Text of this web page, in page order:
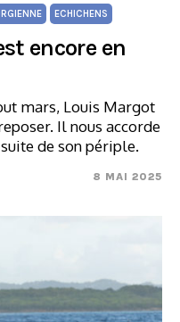
ECHICHENS
encore en
mars, Louis Margot
Il nous accorde
de son périple.
8 MAI 2025